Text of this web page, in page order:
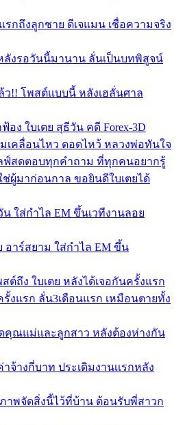
กถึงลูกชาย ดีเจแมน เชื่อความจริง
ลังรอวันนี้มานาน ลั่นเป็นบทพิสูจน์
ว!! โพสต์แบบนี้ หลังเฮลั่นศาล
ง ใบเตย สุธีวัน คดี Forex-3D
เคลื่อนไหว ดอดไหว้ หลวงพ่อทันใจ
ฟ์สดตอบทุกคำถาม ที่ทุกคนอยากรู้
ช่ผู้มาก่อนกาล ขอยินดีใบเตยได้
น ใส่กำไล EM ขึ้นเวทีงานลอย
อาร์สยาม ใส่กำไล EM ขึ้น
ต์ถึง ใบเตย หลังได้เจอกันครั้งแรก
รั้งแรก ลั่น3เดือนแรก เหมือนตายทั้ง
คุณแม่และลูกสาว หลังต้องห่างกัน
าจ้างกี่บาท ประเดิมงานเเรกหลัง
ภาพจัดสิ่งนี้ไว้ที่บ้าน ต้อนรับพี่สาวก